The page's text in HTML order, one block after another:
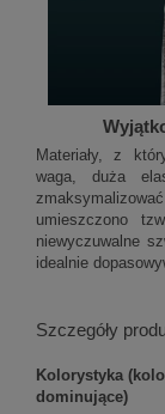
Materiały, z
waga, duża
umieszczono
niewyczuwalne
idealnie
Szczegóły
Kolorystyka
dominujące)